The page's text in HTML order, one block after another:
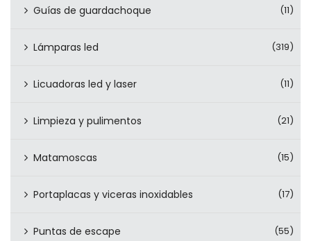
Guías de guardachoque (11)
Lámparas led (319)
Licuadoras led y laser (11)
Limpieza y pulimentos (21)
Matamoscas (15)
Portaplacas y viceras inoxidables (17)
Puntas de escape (55)